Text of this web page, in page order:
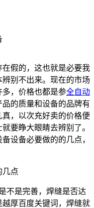
假的，这也就是必要我
别不出来。现在的市场
多，价格也都是参全自动
的质量和设备的品牌有
，以次充好卖的价格便
要睁大眼睛去辨别了。
设备必要做的的几点，
几点
不是完善，焊缝是否达
厚百度关键词，焊缝就